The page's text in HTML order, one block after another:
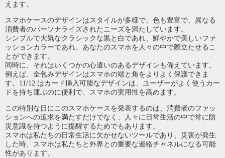
えます。
スマホケースのデザインはスタイルが多様で、色も豊富で、異なる
消費者のパーソナライズされたニーズを満たしています。
シンプルで大気なクラシックな黒と白であれ、鮮やかで美しいファ
ッションカラーであれ、あなたのスマホを人々の中で際立たせるこ
とができます。
同時に、それはいくつかの心遣いのあるデザインも備えています。
例えば、全包みデザインはスマホの端と角をよりよく保護できま
す。11/12 はカード挿入可能なデザインは、ユーザーがよく使うカー
ドを持ち運ぶのに便利で、スマホの実用性を高めます。
この特別な日にこのスマホケースを発表するのは、消費者のファッ
ションへの追求を満たすだけでなく、人々に日常生活の中で常に防
災意識を持つように提醒するためでもあります。
スマホは私たちの日常生活に欠かせないツールであり、災害が発生
した時、スマホは私たちと外界との重要な連絡チャネルになる可能
性があります。